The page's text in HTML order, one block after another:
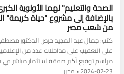
الصحة والتعليم" لهما الأولوية
من شعب مصر
كتب: جمال عبد المجيد حرص الدكتور
على التعقيب على مداخلات عدد من
مراسم توقيع أكبر صفقة استثمار مباشر
2024-02-23 • محرر